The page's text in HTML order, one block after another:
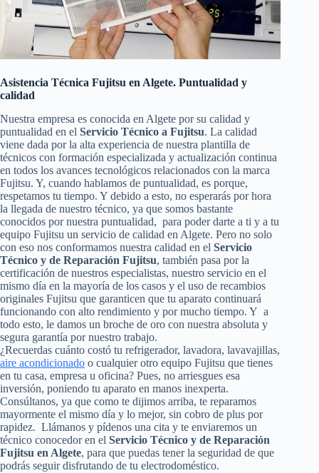
Asistencia Técnica Fujitsu en Algete. Puntualidad y
calidad
Nuestra empresa es conocida en Algete por su calidad y
puntualidad en el Servicio Técnico a Fujitsu. La calidad
viene dada por la alta experiencia de nuestra plantilla de
técnicos con formación especializada y actualización continua
en todos los avances tecnológicos relacionados con la marca
Fujitsu. Y, cuando hablamos de puntualidad, es porque,
respetamos tu tiempo. Y debido a esto, no esperarás por hora
la llegada de nuestro técnico, ya que somos bastante
conocidos por nuestra puntualidad, para poder darte a ti y a tu
equipo Fujitsu un servicio de calidad en Algete. Pero no solo
con eso nos conformamos nuestra calidad en el Servicio
Técnico y de Reparación Fujitsu, también pasa por la
certificación de nuestros especialistas, nuestro servicio en el
mismo día en la mayoría de los casos y el uso de recambios
originales Fujitsu que garanticen que tu aparato continuará
funcionando con alto rendimiento y por mucho tiempo. Y a
todo esto, le damos un broche de oro con nuestra absoluta y
segura garantía por nuestro trabajo.
¿Recuerdas cuánto costó tu refrigerador, lavadora, lavavajillas,
aire acondicionado o cualquier otro equipo Fujitsu que tienes
en tu casa, empresa u oficina? Pues, no arriesgues esa
inversión, poniendo tu aparato en manos inexperta.
Consúltanos, ya que como te dijimos arriba, te reparamos
mayormente el mismo día y lo mejor, sin cobro de plus por
rapidez. Llámanos y pídenos una cita y te enviaremos un
técnico conocedor en el Servicio Técnico y de Reparación
Fujitsu en Algete, para que puedas tener la seguridad de que
podrás seguir disfrutando de tu electrodoméstico.